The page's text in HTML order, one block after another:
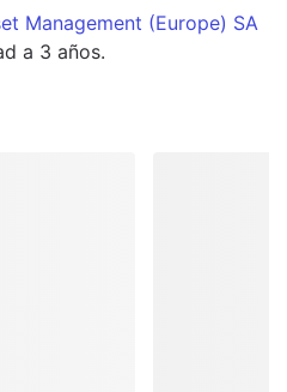
Management (Europe) SA
a 3 años.